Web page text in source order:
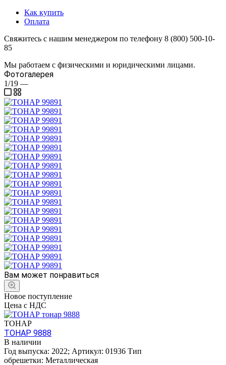
Как купить
Оплата
Свяжитесь с нашим менеджером по телефону 8 (800) 500-10-
85
Мы работаем с физическими и юридическими лицами.
Фотогалерея
1/19 —
Вам может понравиться
Новое поступление
Цена с НДС
ТОНАР
ТОНАР 9888
В наличии
Год выпуска: 2022; Артикул: 01936 Тип
обрешетки: Металлическая